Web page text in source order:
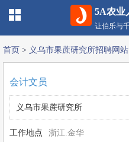
5A农业
让伯乐与
首页 > 义乌市果蔗研究所招聘网站
会计文员
义乌市果蔗研究所
工作地点 浙江.金华